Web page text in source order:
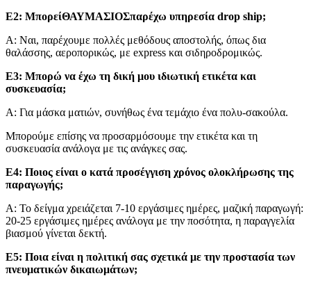
Ε2: ΜπορείΘΑΥΜΑΣΙΟΣπαρέχω υπηρεσία drop ship;
Α: Ναι, παρέχουμε πολλές μεθόδους αποστολής, όπως δια
θαλάσσης, αεροπορικώς, με express και σιδηροδρομικώς.
Ε3: Μπορώ να έχω τη δική μου ιδιωτική ετικέτα και
συσκευασία;
Α: Για μάσκα ματιών, συνήθως ένα τεμάχιο ένα πολυ-σακούλα.
Μπορούμε επίσης να προσαρμόσουμε την ετικέτα και τη
συσκευασία ανάλογα με τις ανάγκες σας.
Ε4: Ποιος είναι ο κατά προσέγγιση χρόνος ολοκλήρωσης της
παραγωγής;
Α: Το δείγμα χρειάζεται 7-10 εργάσιμες ημέρες, μαζική παραγωγή:
20-25 εργάσιμες ημέρες ανάλογα με την ποσότητα, η παραγγελία
βιασμού γίνεται δεκτή.
Ε5: Ποια είναι η πολιτική σας σχετικά με την προστασία των
πνευματικών δικαιωμάτων;